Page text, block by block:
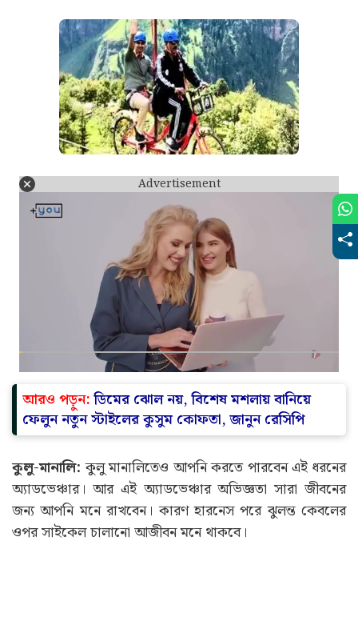
Advertisement
ডিমের ঝোল নয়, বিশেষ মশলায় বানিয়ে
ফেলুন নতুন স্টাইলের কুসুম কোফতা, জানুন রেসিপি
কুলু মানালিতেও আপনি করতে পারবেন এই ধরনের
অ্যাডভেঞ্চার। আর এই অ্যাডভেঞ্চার অভিজ্ঞতা সারা জীবনের
জন্য আপনি মনে রাখবেন। কারণ হারনেস পরে ঝুলন্ত কেবলের
ওপর সাইকেল চালানো আজীবন মনে থাকবে।